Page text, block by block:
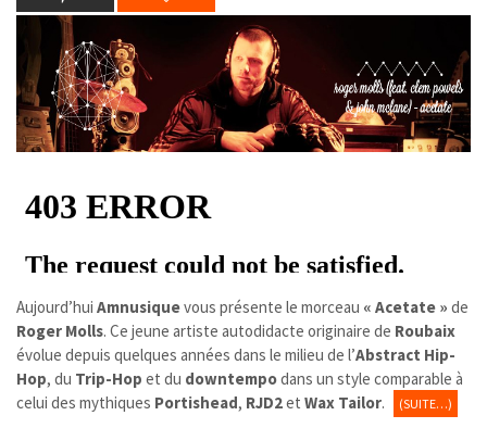
Aujourd’hui Amnusiquevous présente le morceau « Acetate » de
Roger Molls. Ce jeune artiste autodidacte originaire de Roubaix
évolue depuis quelques années dans le milieu de l’Abstract Hip-
Hop, du Trip-Hop et du downtempodans un style comparable à
celui des mythiques Portishead, RJD2et Wax Tailor. (SUITE…)